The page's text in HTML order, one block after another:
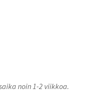
noin 1-2 viikkoa.